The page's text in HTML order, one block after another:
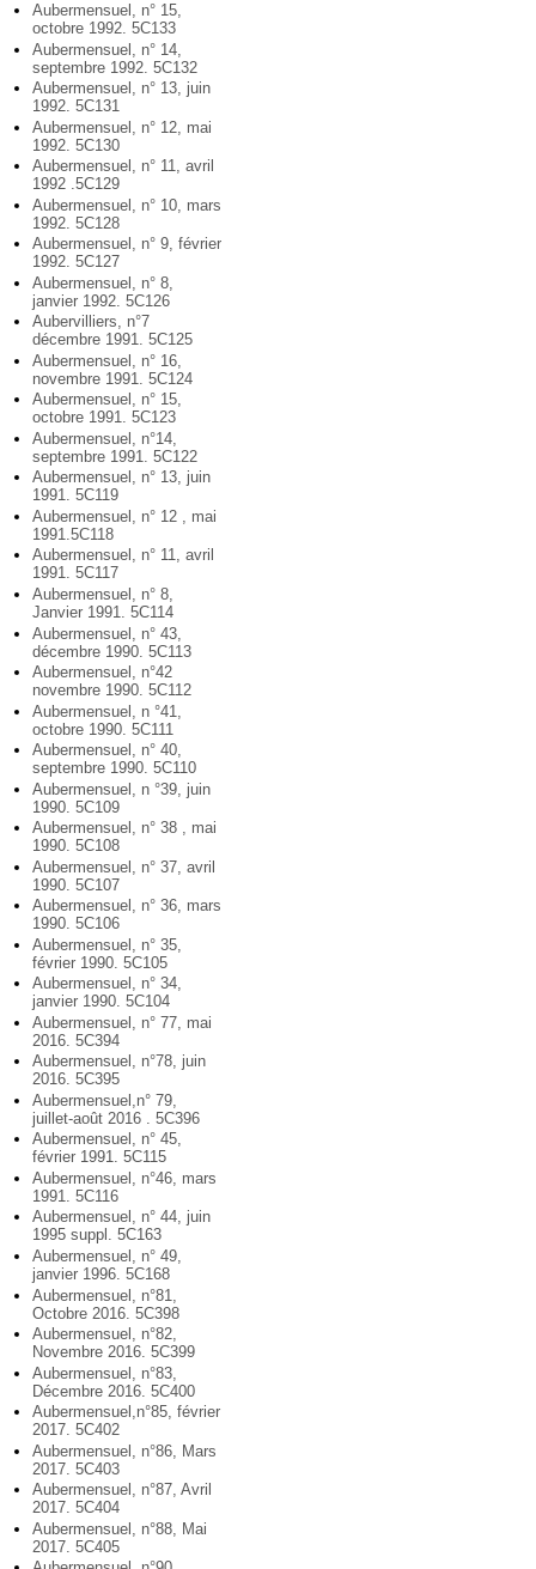
Aubermensuel, n° 15,
octobre 1992. 5C133
Aubermensuel, n° 14,
septembre 1992. 5C132
Aubermensuel, n° 13, juin
1992. 5C131
Aubermensuel, n° 12, mai
1992. 5C130
Aubermensuel, n° 11, avril
1992 .5C129
Aubermensuel, n° 10, mars
1992. 5C128
Aubermensuel, n° 9, février
1992. 5C127
Aubermensuel, n° 8,
janvier 1992. 5C126
Aubervilliers, n°7
décembre 1991. 5C125
Aubermensuel, n° 16,
novembre 1991. 5C124
Aubermensuel, n° 15,
octobre 1991. 5C123
Aubermensuel, n°14,
septembre 1991. 5C122
Aubermensuel, n° 13, juin
1991. 5C119
Aubermensuel, n° 12 , mai
1991.5C118
Aubermensuel, n° 11, avril
1991. 5C117
Aubermensuel, n° 8,
Janvier 1991. 5C114
Aubermensuel, n° 43,
décembre 1990. 5C113
Aubermensuel, n°42
novembre 1990. 5C112
Aubermensuel, n °41,
octobre 1990. 5C111
Aubermensuel, n° 40,
septembre 1990. 5C110
Aubermensuel, n °39, juin
1990. 5C109
Aubermensuel, n° 38 , mai
1990. 5C108
Aubermensuel, n° 37, avril
1990. 5C107
Aubermensuel, n° 36, mars
1990. 5C106
Aubermensuel, n° 35,
février 1990. 5C105
Aubermensuel, n° 34,
janvier 1990. 5C104
Aubermensuel, n° 77, mai
2016. 5C394
Aubermensuel, n°78, juin
2016. 5C395
Aubermensuel,n° 79,
juillet-août 2016 . 5C396
Aubermensuel, n° 45,
février 1991. 5C115
Aubermensuel, n°46, mars
1991. 5C116
Aubermensuel, n° 44, juin
1995 suppl. 5C163
Aubermensuel, n° 49,
janvier 1996. 5C168
Aubermensuel, n°81,
Octobre 2016. 5C398
Aubermensuel, n°82,
Novembre 2016. 5C399
Aubermensuel, n°83,
Décembre 2016. 5C400
Aubermensuel,n°85, février
2017. 5C402
Aubermensuel, n°86, Mars
2017. 5C403
Aubermensuel, n°87, Avril
2017. 5C404
Aubermensuel, n°88, Mai
2017. 5C405